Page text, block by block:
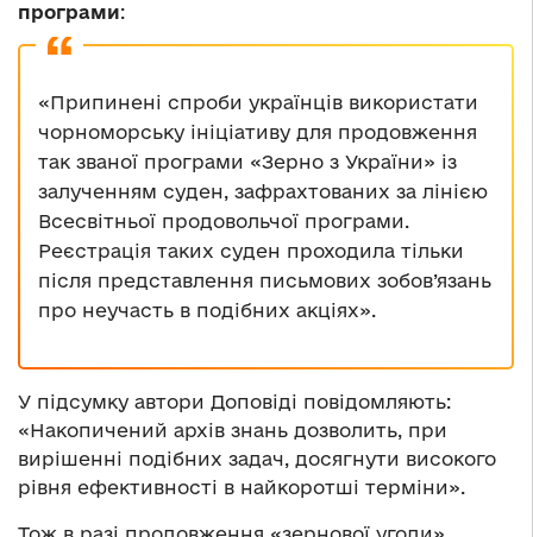
програми:
«Припинені спроби українців використати
чорноморську ініціативу для продовження
так званої програми «Зерно з України» із
залученням суден, зафрахтованих за лінією
Всесвітньої продовольчої програми.
Реєстрація таких суден проходила тільки
після представлення письмових зобов’язань
про неучасть в подібних акціях».
У підсумку автори Доповіді повідомляють:
«Накопичений архів знань дозволить, при
вирішенні подібних задач, досягнути високого
рівня ефективності в найкоротші терміни».